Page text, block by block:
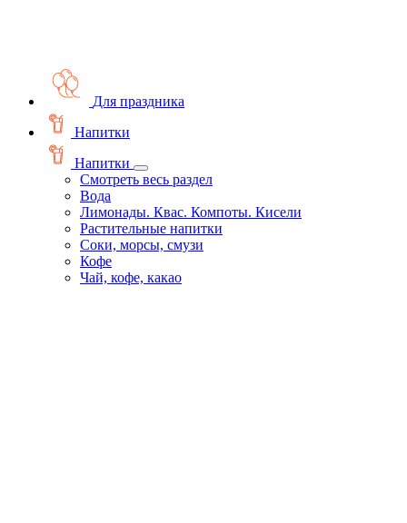
Для праздника
Напитки
Напитки
Смотреть весь раздел
Вода
Лимонады. Квас. Компоты. Кисели
Растительные напитки
Соки, морсы, смузи
Кофе
Чай, кофе, какао